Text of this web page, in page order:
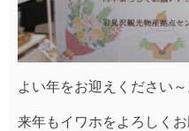
よい年をお迎えください～
来年もイワホをよろしく